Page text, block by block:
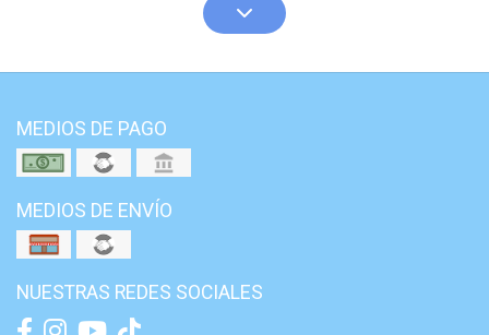
MEDIOS DE PAGO
MEDIOS DE ENVÍO
NUESTRAS REDES SOCIALES